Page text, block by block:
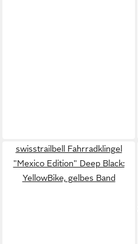
swisstrailbell Fahrradklingel
"Mexico Edition" Deep Black:
YellowBike, gelbes Band